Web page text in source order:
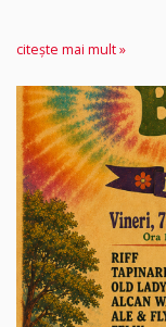
citește mai mult »